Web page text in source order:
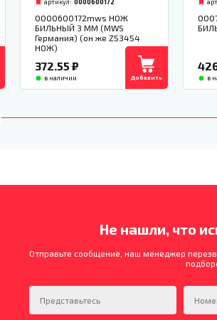
артикул: 0000600172
0000600172mws НОЖ
БИЛЬНЫЙ 3 ММ (MWS
Германия) (он же Z53454
НОЖ)
372.55 ₽
в наличии Добавить в
Не нашли, что
Отправьте сообщение, наш менеджер